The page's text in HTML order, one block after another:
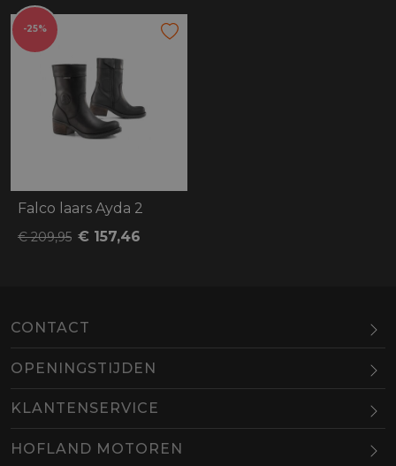
-25%
Falco laars Ayda 2
€ 209,95 € 157,46
CONTACT
OPENINGSTIJDEN
Maandag
Dinsdag
10.00-18.00
Woensdag
KLANTENSERVICE
HOFLAND MOTOREN